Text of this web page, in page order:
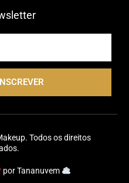
Todos os direitos
porTananuvem